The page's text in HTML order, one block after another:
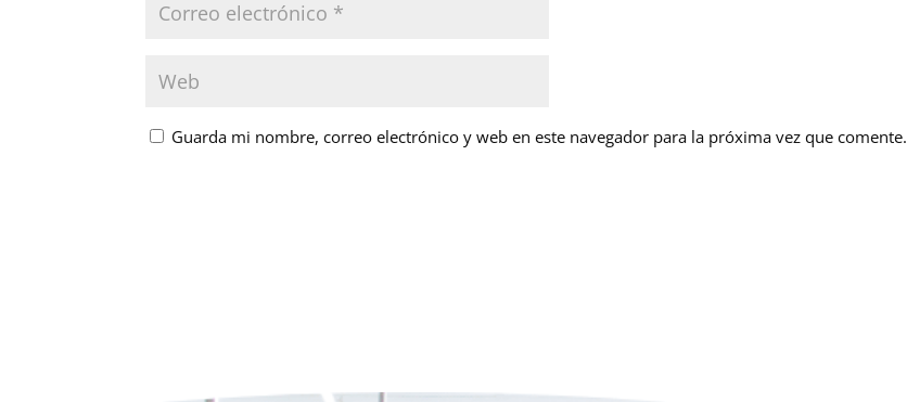
Guarda mi nombre, correo electrónico y web en este navegador para la próxima vez que comente.